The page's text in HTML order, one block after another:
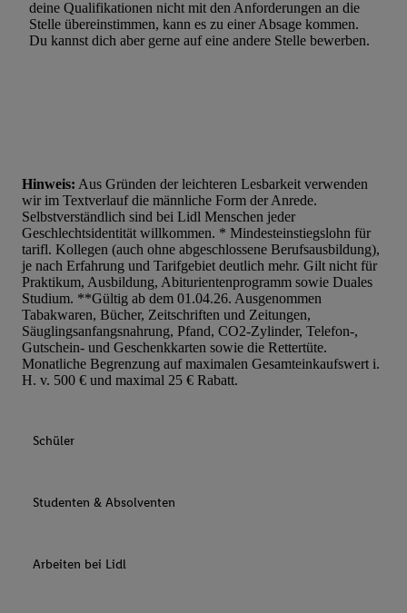
deine Qualifikationen nicht mit den Anforderungen an die
Stelle übereinstimmen, kann es zu einer Absage kommen.
Du kannst dich aber gerne auf eine andere Stelle bewerben.
Hinweis: Aus Gründen der leichteren Lesbarkeit verwenden
wir im Textverlauf die männliche Form der Anrede.
Selbstverständlich sind bei Lidl Menschen jeder
Geschlechtsidentität willkommen. * Mindesteinstiegslohn für
tarifl. Kollegen (auch ohne abgeschlossene Berufsausbildung),
je nach Erfahrung und Tarifgebiet deutlich mehr. Gilt nicht für
Praktikum, Ausbildung, Abiturientenprogramm sowie Duales
Studium. **Gültig ab dem 01.04.26. Ausgenommen
Tabakwaren, Bücher, Zeitschriften und Zeitungen,
Säuglingsanfangsnahrung, Pfand, CO2-Zylinder, Telefon-,
Gutschein- und Geschenkkarten sowie die Rettertüte.
Monatliche Begrenzung auf maximalen Gesamteinkaufswert i.
H. v. 500 € und maximal 25 € Rabatt.
Schüler
Studenten & Absolventen
Arbeiten bei Lidl
Entwicklung und Verbesserung der Angebote. Analyse von
Statistiken oder Kombinationen von Daten aus verschiedenen